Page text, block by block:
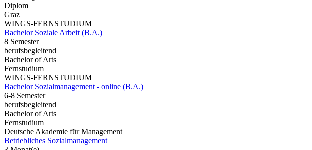
Diplom
Graz
WINGS-FERNSTUDIUM
Bachelor Soziale Arbeit (B.A.)
8 Semester
berufsbegleitend
Bachelor of Arts
Fernstudium
WINGS-FERNSTUDIUM
Bachelor Sozialmanagement - online (B.A.)
6-8 Semester
berufsbegleitend
Bachelor of Arts
Fernstudium
Deutsche Akademie für Management
Betriebliches Sozialmanagement